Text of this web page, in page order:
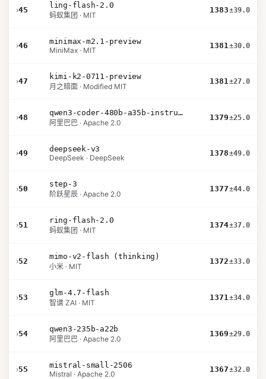
›45
ling-flash-2.0
蚂蚁集团 · MIT
1383±39.0
›46
minimax-m2.1-preview
MiniMax · MIT
1381±30.0
›47
kimi-k2-0711-preview
月之暗面 · Modified MIT
1381±27.0
›48
qwen3-coder-480b-a35b-instruct
阿里巴巴 · Apache 2.0
1379±25.0
›49
deepseek-v3
DeepSeek · DeepSeek
1378±49.0
›50
step-3
阶跃星辰 · Apache 2.0
1377±44.0
›51
ring-flash-2.0
蚂蚁集团 · MIT
1374±37.0
›52
mimo-v2-flash (thinking)
小米 · MIT
1372±33.0
›53
glm-4.7-flash
智谱 ZAI · MIT
1371±34.0
›54
qwen3-235b-a22b
阿里巴巴 · Apache 2.0
1369±29.0
›55
mistral-small-2506
Mistral · Apache 2.0
1367±32.0